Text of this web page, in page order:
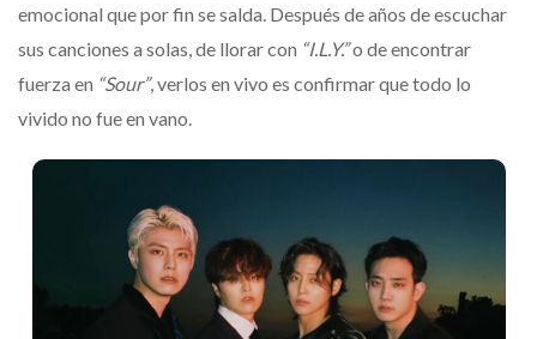
emocional que por fin se salda. Después de años de escuchar
sus canciones a solas, de llorar con “I.L.Y.”o de encontrar
fuerza en “Sour”, verlos en vivo es confirmar que todo lo
vivido no fue en vano.